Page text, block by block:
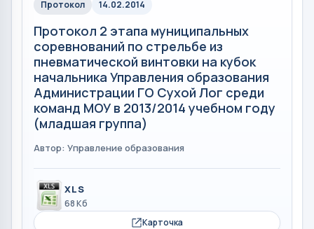
Протокол 14.02.2014
Протокол 2 этапа муниципальных
соревнований по стрельбе из
пневматической винтовки на кубок
начальника Управления образования
Администрации ГО Сухой Лог среди
команд МОУ в 2013/2014 учебном году
(младшая группа)
Автор: Управление образования
XLS
68 Кб
Карточка